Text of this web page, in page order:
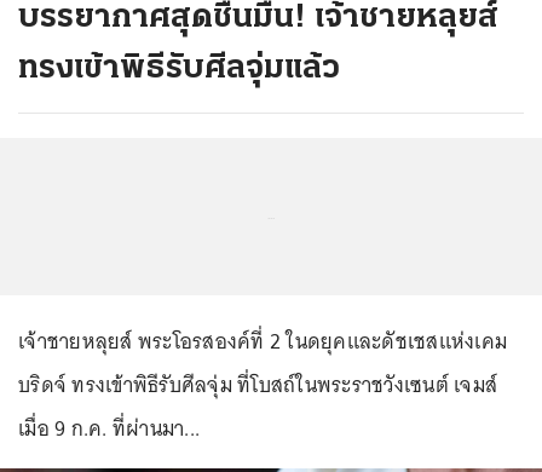
บรรยากาศสุดชื่นมื่น! เจ้าชายหลุยส์
ทรงเข้าพิธีรับศีลจุ่มแล้ว
เจ้าชายหลุยส์ พระโอรสองค์ที่ 2 ในดยุคและดัชเชสแห่งเคม
บริดจ์ ทรงเข้าพิธีรับศีลจุ่ม ที่โบสถ์ในพระราชวังเซนต์ เจมส์
เมื่อ 9 ก.ค. ที่ผ่านมา...